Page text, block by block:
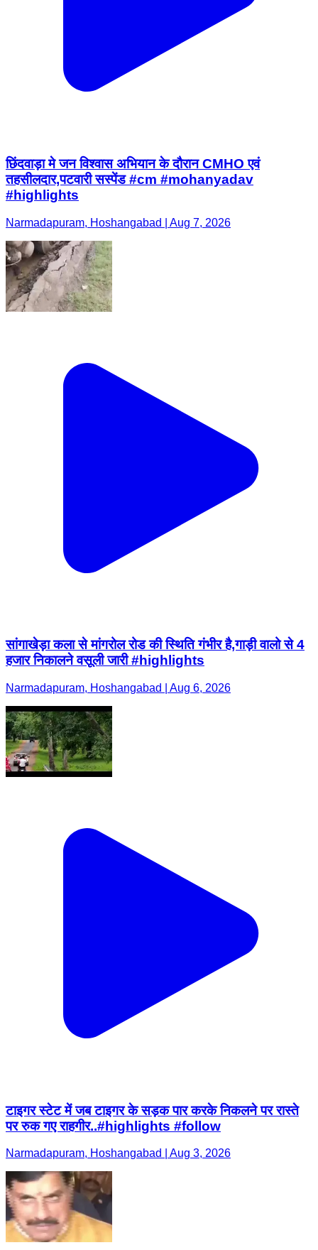
छिंदवाड़ा मे जन विश्वास अभियान के दौरान CMHO एवं
तहसीलदार,पटवारी सस्पेंड #cm #mohanyadav
#highlights
Narmadapuram, Hoshangabad | Aug 7, 2026
सांगाखेड़ा कला से मांगरोल रोड की स्थिति गंभीर है,गाड़ी वालो से 4
हजार निकालने वसूली जारी #highlights
Narmadapuram, Hoshangabad | Aug 6, 2026
टाइगर स्टेट में जब टाइगर के सड़क पार करके निकलने पर रास्ते
पर रुक गए राहगीर..#highlights #follow
Narmadapuram, Hoshangabad | Aug 3, 2026